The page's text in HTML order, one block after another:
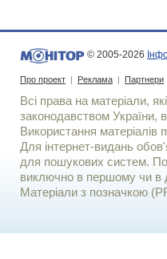
© 2005-2026
Про проект | Реклама | Партнери
Всі права на матеріали,
законодавством України,
Використання матерiалiв
Для iнтернет-видань
для пошукових систем.
виключно в першому чи в
Матеріали з позначкою